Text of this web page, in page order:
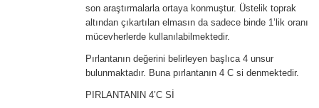
son araştırmalarla ortaya konmuştur. Üstelik toprak
altından çıkartılan elmasın da sadece binde 1’lik oranı
mücevherlerde kullanılabilmektedir.
Pırlantanın değerini belirleyen başlıca 4 unsur
bulunmaktadır. Buna pırlantanın 4 C si denmektedir.
PIRLANTANIN 4’C Sİ